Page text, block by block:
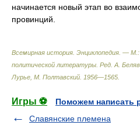
начинается новый этап во
провинций.
Всемирная история. Энциклопедия. —
политической литературы Ред. А.
Лурье, М. Полтавский 1956—1565
Игры ⚽
Поможем написать
Славянские племена